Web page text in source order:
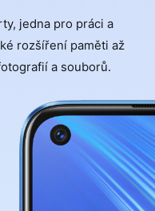
jedna pro práci a
rozšíření paměti až
a souborů.